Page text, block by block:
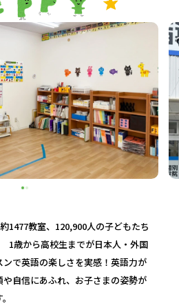
1477教室、120,900人の子どもたち
1歳から高校生までが日本人・外国
で英語の楽しさを実感！英語力が
自信にあふれ、お子さまの姿勢が